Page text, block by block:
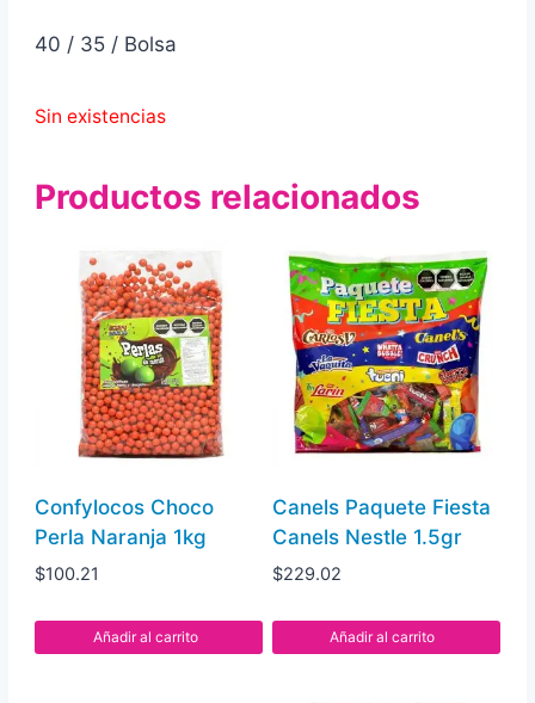
40 / 35 / Bolsa
Sin existencias
Productos relacionados
Confylocos Choco
Perla Naranja 1kg
$100.21
Añadir al carrito
Canels Paquete Fiesta
Canels Nestle 1.5gr
$229.02
Añadir al carrito